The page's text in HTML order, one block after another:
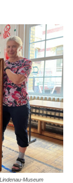
Museum